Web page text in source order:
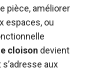
pièce, améliorer
espaces, ou
cloison devient
aux